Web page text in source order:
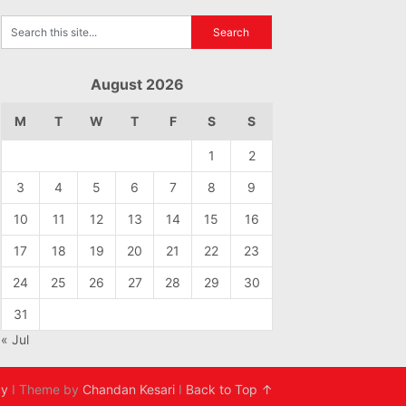
August 2026
M T W T F S S
1 2
3 4 5 6 7 8 9
10 11 12 13 14 15 16
17 18 19 20 21 22 23
24 25 26 27 28 29 30
31
« Jul
I Theme by Chandan Kesari I Back to Top ↑